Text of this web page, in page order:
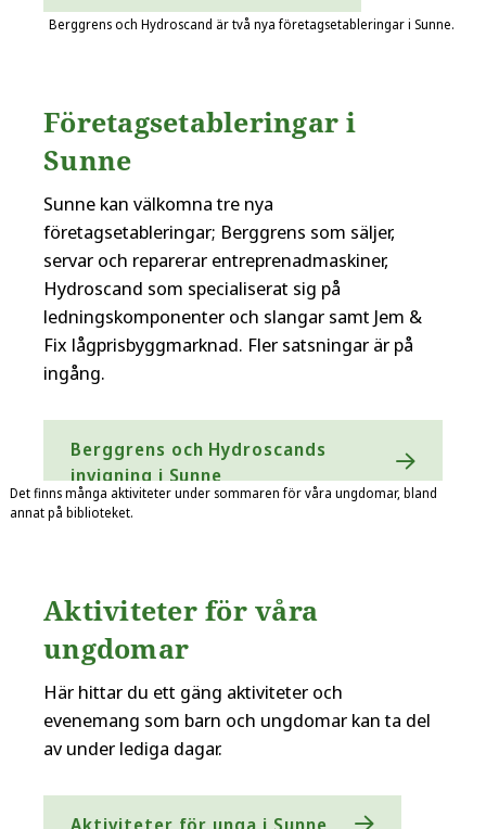
Berggrens och Hydroscand är två nya företagsetableringar i Sunne.
Företagsetableringar i
Sunne
Sunne kan välkomna tre nya
företagsetableringar; Berggrens som säljer,
servar och reparerar entreprenadmaskiner,
Hydroscand som specialiserat sig på
ledningskomponenter och slangar samt Jem &
Fix lågprisbyggmarknad. Fler satsningar är på
ingång.
Berggrens och Hydroscands
invigning i Sunne
Det finns många aktiviteter under sommaren för våra ungdomar, bland
annat på biblioteket.
Aktiviteter för våra
ungdomar
Här hittar du ett gäng aktiviteter och
evenemang som barn och ungdomar kan ta del
av under lediga dagar.
Aktiviteter för unga i Sunne